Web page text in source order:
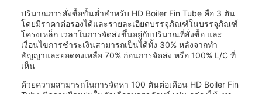
ปริมาณการสั่งซื้อขั้นต่ำสำหรับ HD Boiler Fin Tube คือ 3 ตัน
โดยมีราคาต่อรองได้และรายละเอียดบรรจุภัณฑ์ในบรรจุภัณฑ์
โครงเหล็ก เวลาในการจัดส่งขึ้นอยู่กับปริมาณที่สั่งซื้อ และ
เงื่อนไขการชำระเงินสามารถเป็นได้ทั้ง 30% หลังจากทำ
สัญญาและยอดคงเหลือ 70% ก่อนการจัดส่ง หรือ 100% L/C ที่
เห็น
ด้วยความสามารถในการจัดหา 100 ตันต่อเดือน HD Boiler Fin